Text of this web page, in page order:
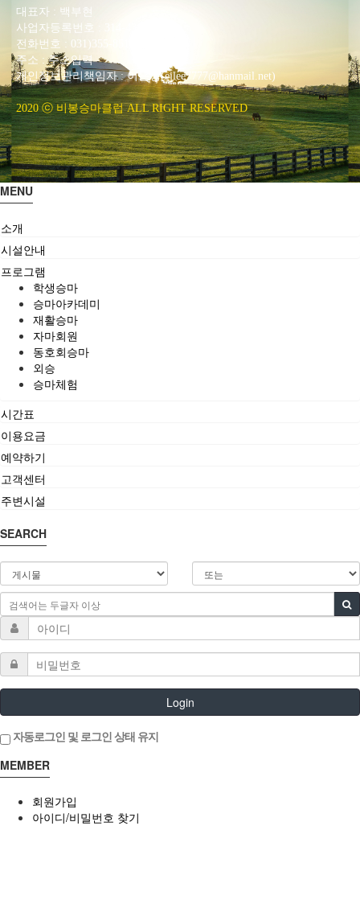
대표자 : 백부현
사업자등록번호 : 314-43-00551
전화번호 : 031)355-8518
주소 : 주소입력
개인정보관리책임자 : 이은정(ejlee7777@hanmail.net)
2020 ⓒ 비봉승마클럽 ALL RIGHT RESERVED
MENU
소개
시설안내
프로그램
학생승마
승마아카데미
재활승마
자마회원
동호회승마
외승
승마체험
시간표
이용요금
예약하기
고객센터
주변시설
SEARCH
Login
자동로그인 및 로그인 상태 유지
MEMBER
회원가입
아이디/비밀번호 찾기